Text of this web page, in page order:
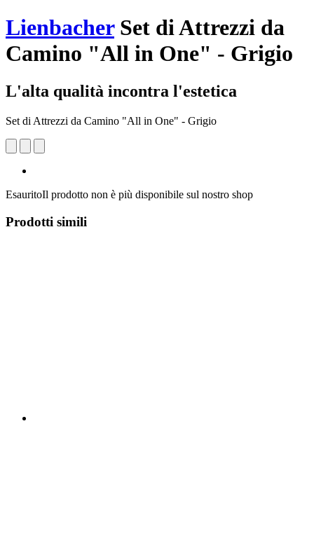
LienbacherSet di Attrezzi da
Camino "All in One" - Grigio
L'alta qualità incontra l'estetica
Set di Attrezzi da Camino "All in One" - Grigio
EsauritoIl prodotto non è più disponibile sul nostro shop
Prodotti simili